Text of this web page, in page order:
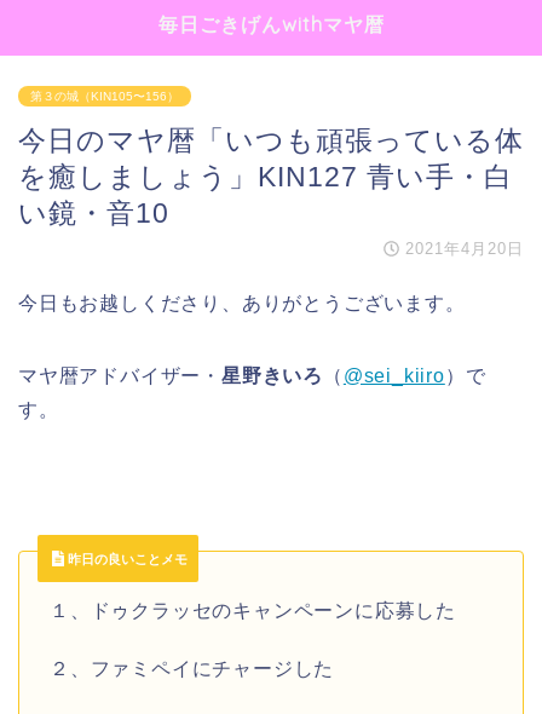
毎日ごきげんwithマヤ暦
第３の城（KIN105〜156）
今日のマヤ暦「いつも頑張っている体
を癒しましょう」KIN127 青い手・白
い鏡・音10
2021年4月20日
今日もお越しくださり、ありがとうございます。
マヤ暦アドバイザー・ 星野きいろ （ @sei_kiiro）で
す。
昨日の良いことメモ
１、ドゥクラッセのキャンペーンに応募した
２、ファミペイにチャージした